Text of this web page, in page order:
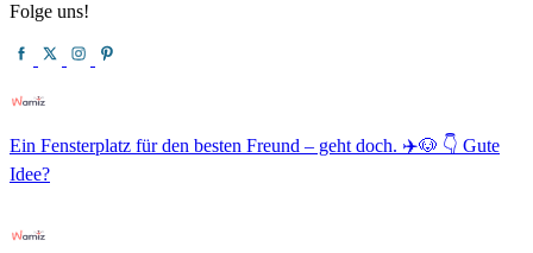
Folge uns!
Ein Fensterplatz für den besten Freund – geht doch. ✈️🐶 👇 Gute
Idee?